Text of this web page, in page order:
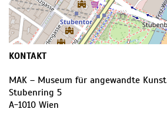
KONTAKT
MAK – Museum für angewandte Kunst
Stubenring 5
A-1010 Wien